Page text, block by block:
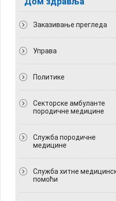
Заказивање прегледа
Управа
Политикe
Секторске амбуланте
породичне медицине
Служба породичне
медицине
Служба хитне
помоћи